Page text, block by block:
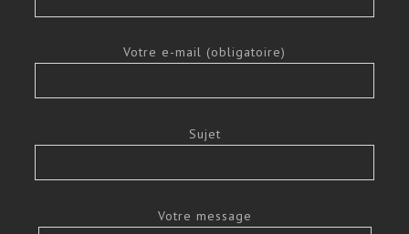
Votre e-mail (obligatoire)
Sujet
Votre message